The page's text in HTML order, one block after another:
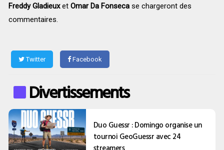
Freddy Gladieuxet Omar Da Fonsecase chargeront des
commentaires.
Twitter Facebook
Divertissements
Duo Guessr : Domingo organise un
tournoi GeoGuessr avec 24